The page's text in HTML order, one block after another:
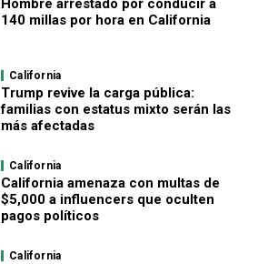
Hombre arrestado por conducir a
140 millas por hora en California
California
Trump revive la carga pública:
familias con estatus mixto serán las
más afectadas
California
California amenaza con multas de
$5,000 a influencers que oculten
pagos políticos
California